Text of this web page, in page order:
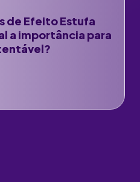
de Efeito Estufa
a importância para